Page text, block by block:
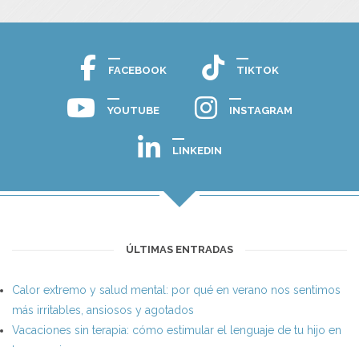
FACEBOOK TIKTOK
YOUTUBE INSTAGRAM
LINKEDIN
ÚLTIMAS ENTRADAS
Calor extremo y salud mental: por qué en verano nos sentimos
más irritables, ansiosos y agotados
Vacaciones sin terapia: cómo estimular el lenguaje de tu hijo en